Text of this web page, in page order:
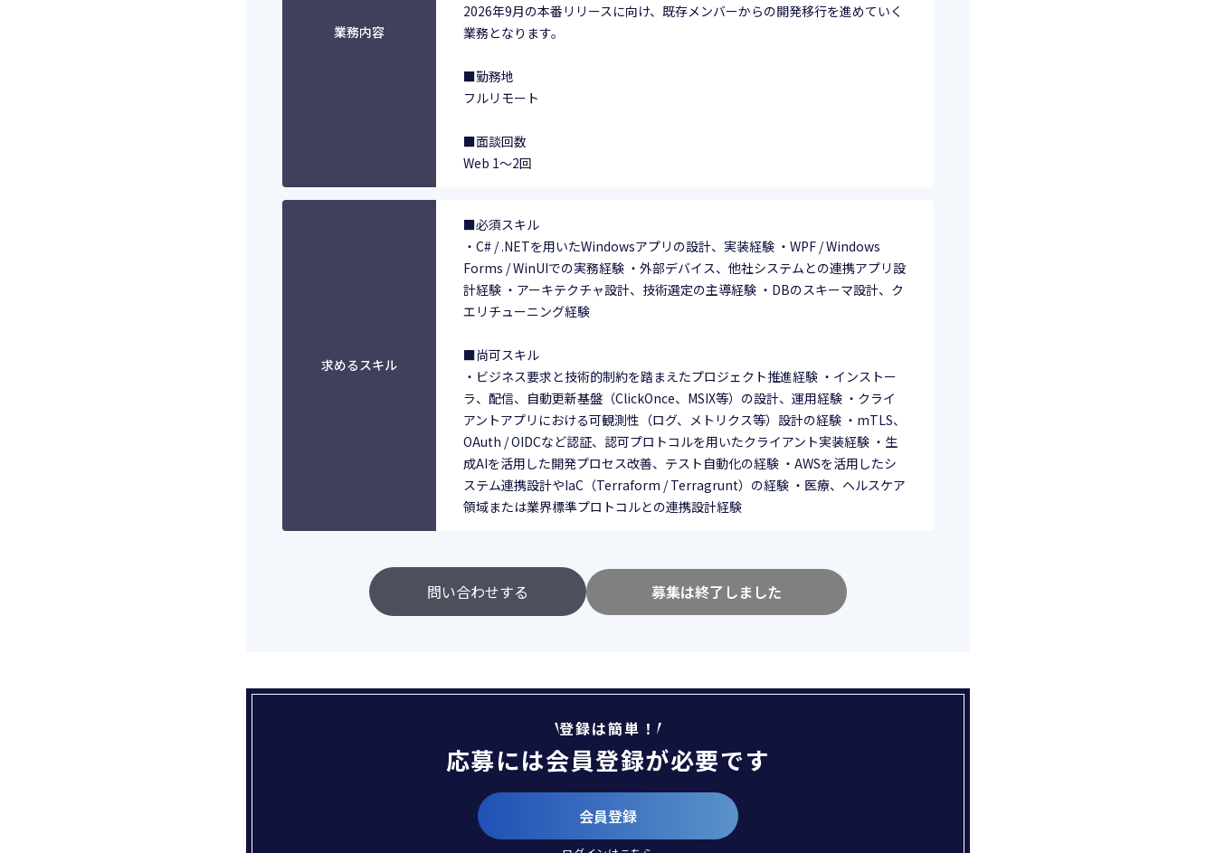
業務内容
2026年9月の本番リリースに向け、既存メンバーからの開発移行を進めていく
業務となります。
■勤務地
フルリモート
■面談回数
Web 1〜2回
求めるスキル
■必須スキル
・C# / .NETを用いたWindowsアプリの設計、実装経験 ・WPF / Windows
Forms / WinUIでの実務経験 ・外部デバイス、他社システムとの連携アプリ設
計経験 ・アーキテクチャ設計、技術選定の主導経験 ・DBのスキーマ設計、ク
エリチューニング経験
■尚可スキル
・ビジネス要求と技術的制約を踏まえたプロジェクト推進経験 ・インストー
ラ、配信、自動更新基盤（ClickOnce、MSIX等）の設計、運用経験 ・クライ
アントアプリにおける可観測性（ログ、メトリクス等）設計の経験 ・mTLS、
OAuth / OIDCなど認証、認可プロトコルを用いたクライアント実装経験 ・生
成AIを活用した開発プロセス改善、テスト自動化の経験 ・AWSを活用したシ
ステム連携設計やIaC（Terraform / Terragrunt）の経験 ・医療、ヘルスケア
領域または業界標準プロトコルとの連携設計経験
問い合わせする 募集は終了しました
登録は簡単！
応募には会員登録が必要です
会員登録